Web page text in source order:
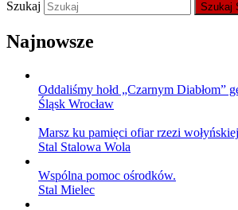
Szukaj Szukaj
Najnowsze
Oddaliśmy hołd „Czarnym Diabłom”
Śląsk Wrocław
Marsz ku pamięci ofiar rzezi wołyńskiej
Stal Stalowa Wola
Wspólna pomoc ośrodków.
Stal Mielec